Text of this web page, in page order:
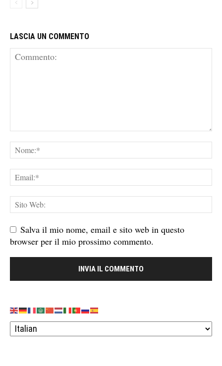
LASCIA UN COMMENTO
Salva il mio nome, email e sito web in questo
browser per il mio prossimo commento.